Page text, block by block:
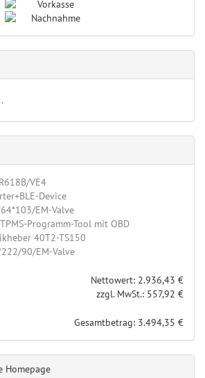
VE4
Device
EM-Valve
Programm-Tool mit OBD
40T2-TS150
90/EM-Valve
Nettowert: 2.936,43 €
zzgl. MwSt.: 557,92 €
Gesamtbetrag: 3.494,35 €
Homepage